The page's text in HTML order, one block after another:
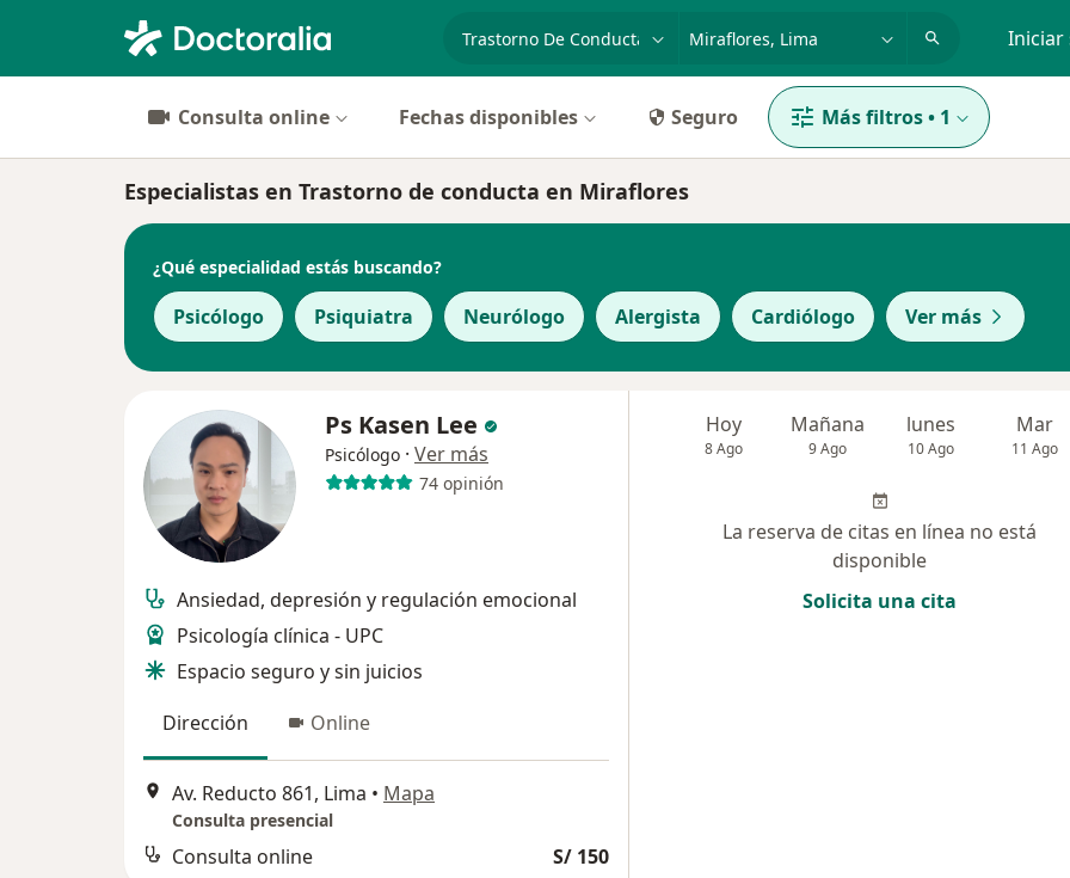
Iniciar
Consulta online Fechas disponibles Seguro Más filtros• 1
Especialistas en Trastorno de conducta en Miraflores
¿Qué especialidad estás buscando?
Psicólogo Psiquiatra Neurólogo Alergista Cardiólogo Ver más
Ps Kasen Lee
Psicólogo · Ver más
74 opinión
Ansiedad, depresión y regulación emocional
Psicología clínica - UPC
Espacio seguro y sin juicios
Dirección
Online
Av. Reducto 861, Lima • Mapa
Consulta presencial
Consulta online S/ 150
Hoy
8 Ago
Mañana
9 Ago
lunes
10 Ago
Mar
11 Ago
La reserva de citas en línea no está
disponible
Solicita una cita